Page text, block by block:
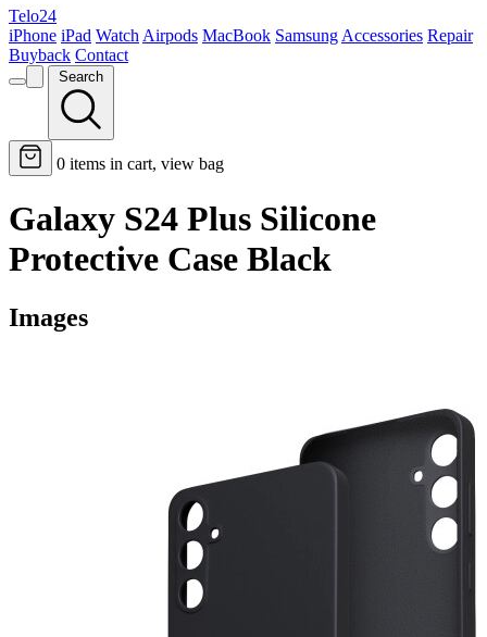
Telo24
iPhone iPad Watch Airpods MacBook Samsung Accessories Repair
Buyback Contact
Search
0 items in cart, view bag
Galaxy S24 Plus Silicone
Protective Case Black
Images